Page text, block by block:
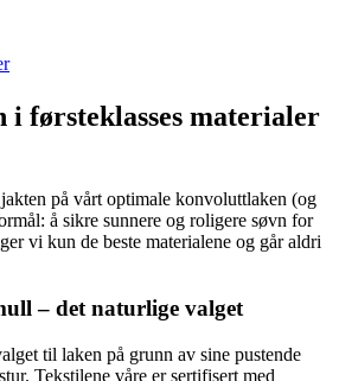
førsteklasses materialer
på vårt optimale konvoluttlaken (og
å sikre sunnere og roligere søvn for
vi kun de beste materialene og går aldri
– det naturlige valget
til laken på grunn av sine pustende
Tekstilene våre er sertifisert med